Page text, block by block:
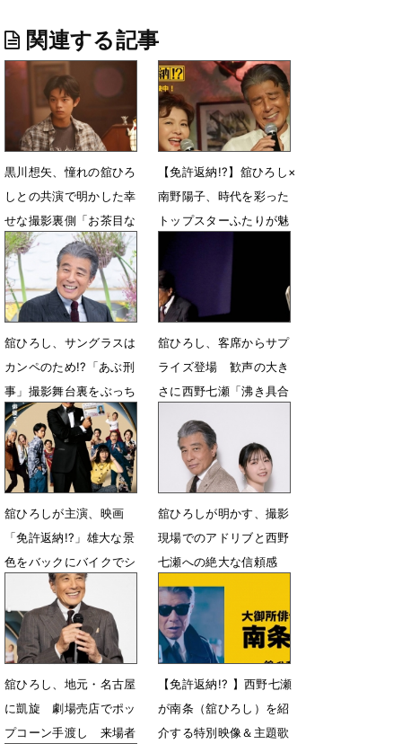
関連する記事
黒川想矢、憧れの舘ひろ
しとの共演で明かした幸
せな撮影裏側「お茶目な
一面を感じました」
6月23日 12時00分
【免許返納!?】舘ひろし×
南野陽子、時代を彩った
トップスターふたりが魅
禁
6月23日 06時10分
舘ひろし、サングラスは
カンペのため!?「あぶ刑
事」撮影舞台裏をぶっち
ゃけ
6月20日 17時32分
舘ひろし、客席からサプ
ライズ登場 歓声の大き
さに西野七瀬「沸き具合
6月20日 15時50分
舘ひろしが主演、映画
「免許返納!?」雄大な景
色をバックにバイクでシ
ョットガンをぶっ放
す！ 本編冒頭シーン公
開
6月19日 20時03分
舘ひろしが明かす、撮影
現場でのアドリブと西野
七瀬への絶大な信頼感
6月19日 07時00分
舘ひろし、地元・名古屋
に凱旋 劇場売店でポッ
プコーン手渡し 来場者
【免許返納!? 】西野七瀬
が南条（舘ひろし）を紹
介する特別映像＆主題歌